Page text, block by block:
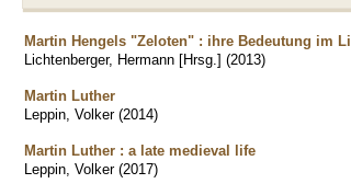
Martin Hengels "Zeloten" : ihre Bedeutung im
Lichtenberger, Hermann [Hrsg.] (2013)
Martin Luther
Leppin, Volker (2014)
Martin Luther : a late medieval life
Leppin, Volker (2017)